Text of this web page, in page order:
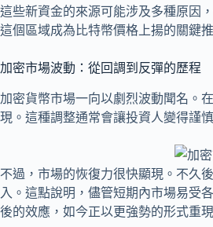
這些新資金的來源可能涉及多種原因
這個區域成為比特幣價格上揚的關鍵
加密市場波動：從回調到反彈的歷程
加密貨幣市場一向以劇烈波動聞名。
現。這種調整通常會讓投資人變得謹
不過，市場的恢復力很快顯現。不久
入。這點說明，儘管短期內市場易受
後的效應，如今正以更強勢的形式重現